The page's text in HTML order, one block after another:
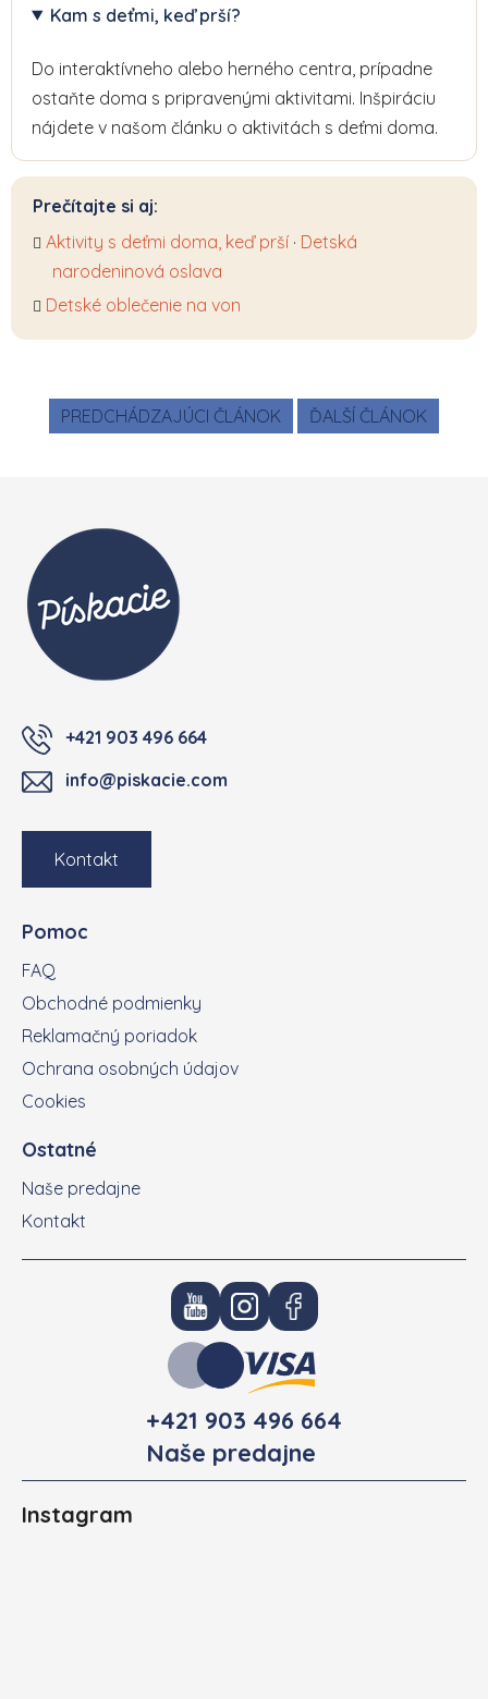
Kam s deťmi, keď prší?
Do interaktívneho alebo herného centra, prípadne
ostaňte doma s pripravenými aktivitami. Inšpiráciu
nájdete v našom článku o aktivitách s deťmi doma.
Prečítajte si aj:
Aktivity s deťmi doma, keď prší · Detská
narodeninová oslava
Detské oblečenie na von
PREDCHÁDZAJÚCI ČLÁNOK ĎALŠÍ ČLÁNOK
+421 903 496 664
info@piskacie.com
Kontakt
Pomoc
FAQ
Obchodné podmienky
Reklamačný poriadok
Ochrana osobných údajov
Cookies
Ostatné
Naše predajne
Kontakt
+421 903 496 664
Naše predajne
Instagram